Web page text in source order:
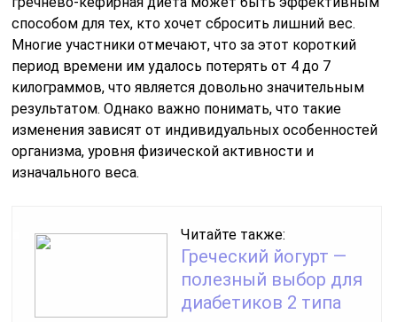
способом для тех, кто хочет сбросить лишний вес.
Многие участники отмечают, что за этот короткий
период времени им удалось потерять от 4 до 7
килограммов, что является довольно значительным
результатом. Однако важно понимать, что такие
изменения зависят от индивидуальных особенностей
организма, уровня физической активности и
изначального веса.
Читайте также:
Греческий йогурт —
полезный выбор для
диабетиков 2 типа